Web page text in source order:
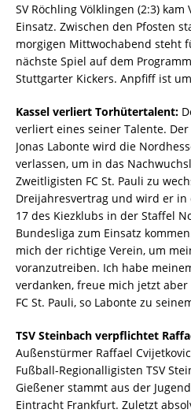
SV Röchling Völklingen (2:3)
Einsatz. Zwischen den Pfosten
morgigen Mittwochabend steht
nächste Spiel auf dem
Stuttgarter Kickers. Anpfiff ist
Kassel verliert Torhütertalent:
verliert eines seiner Talente.
Jonas Labonte wird die
verlassen, um in das
Zweitligisten FC St. Pauli zu
Dreijahresvertrag und wird er in
17 des Kiezklubs in der Staffel
Bundesliga zum Einsatz
mich der richtige Verein, um
voranzutreiben. Ich habe
verdanken, freue mich jetzt
FC St. Pauli, so Labonte zu
TSV Steinbach verpflichtet
Außenstürmer Raffael
Fußball-Regionalligisten TSV
Gießener stammt aus der
Eintracht Frankfurt. Zuletzt